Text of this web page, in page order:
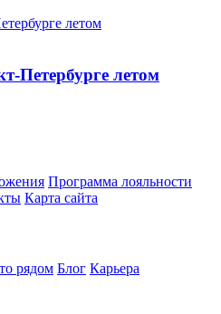
Петербурге летом
Программа лояльности
Карта сайта
рядом Блог Карьера